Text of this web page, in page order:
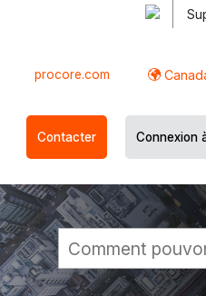
procore.com
Contacter Connexion